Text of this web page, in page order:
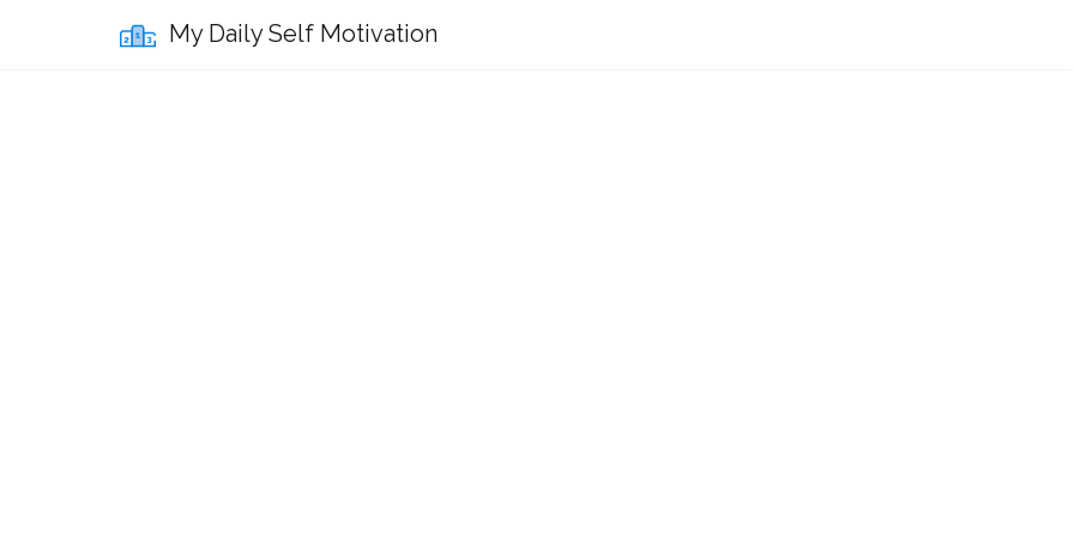
My Daily Self Motivation